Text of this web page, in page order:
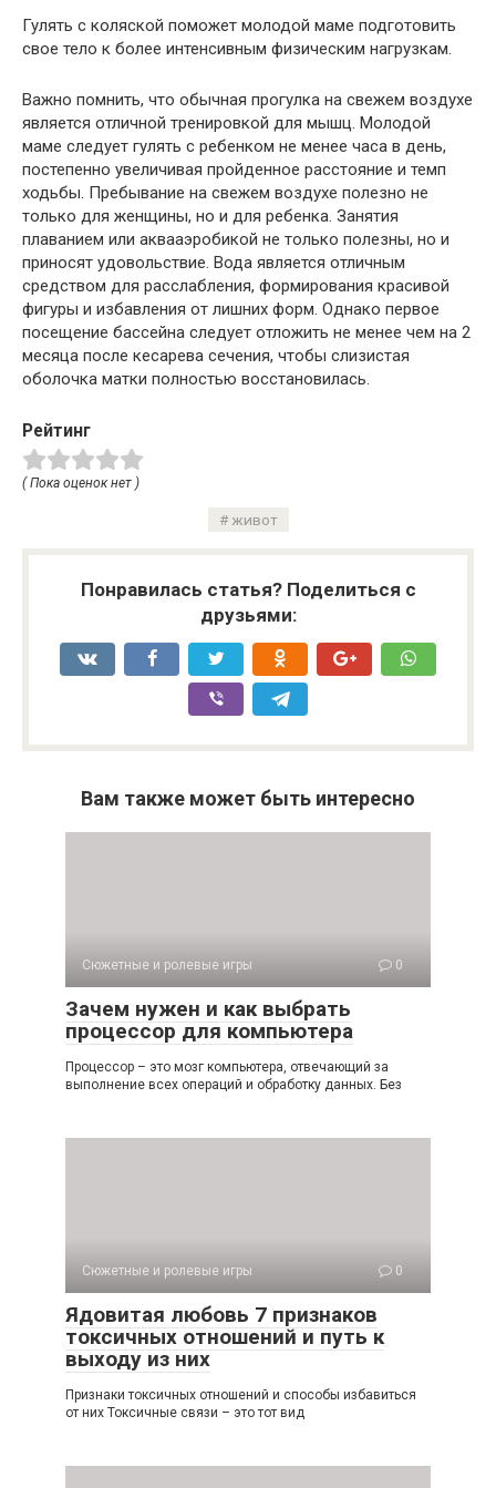
Гулять с коляской поможет молодой маме подготовить
свое тело к более интенсивным физическим нагрузкам.
Важно помнить, что обычная прогулка на свежем воздухе
является отличной тренировкой для мышц. Молодой
маме следует гулять с ребенком не менее часа в день,
постепенно увеличивая пройденное расстояние и темп
ходьбы. Пребывание на свежем воздухе полезно не
только для женщины, но и для ребенка. Занятия
плаванием или аквааэробикой не только полезны, но и
приносят удовольствие. Вода является отличным
средством для расслабления, формирования красивой
фигуры и избавления от лишних форм. Однако первое
посещение бассейна следует отложить не менее чем на 2
месяца после кесарева сечения, чтобы слизистая
оболочка матки полностью восстановилась.
Рейтинг
( Пока оценок нет )
живот
Понравилась статья? Поделиться с
друзьями:
Вам также может быть интересно
Сюжетные и ролевые игры 0
Зачем нужен и как выбрать
процессор для компьютера
Процессор – это мозг компьютера, отвечающий за
выполнение всех операций и обработку данных. Без
Сюжетные и ролевые игры 0
Ядовитая любовь 7 признаков
токсичных отношений и путь к
выходу из них
Признаки токсичных отношений и способы избавиться
от них Токсичные связи – это тот вид